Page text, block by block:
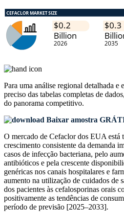
Para uma análise regional detalhada e
preciso das tabelas completas de
do panorama competitivo.
Baixar amostra
O mercado de Cefaclor dos EUA está
crescimento consistente da demanda
casos de infecção bacteriana, pelo
antibióticos e pela crescente
genéricas nos canais hospitalares e
aumento na utilização de cuidados de
dos pacientes às cefalosporinas orais
positivamente as tendências de
período de previsão [2025–2033].